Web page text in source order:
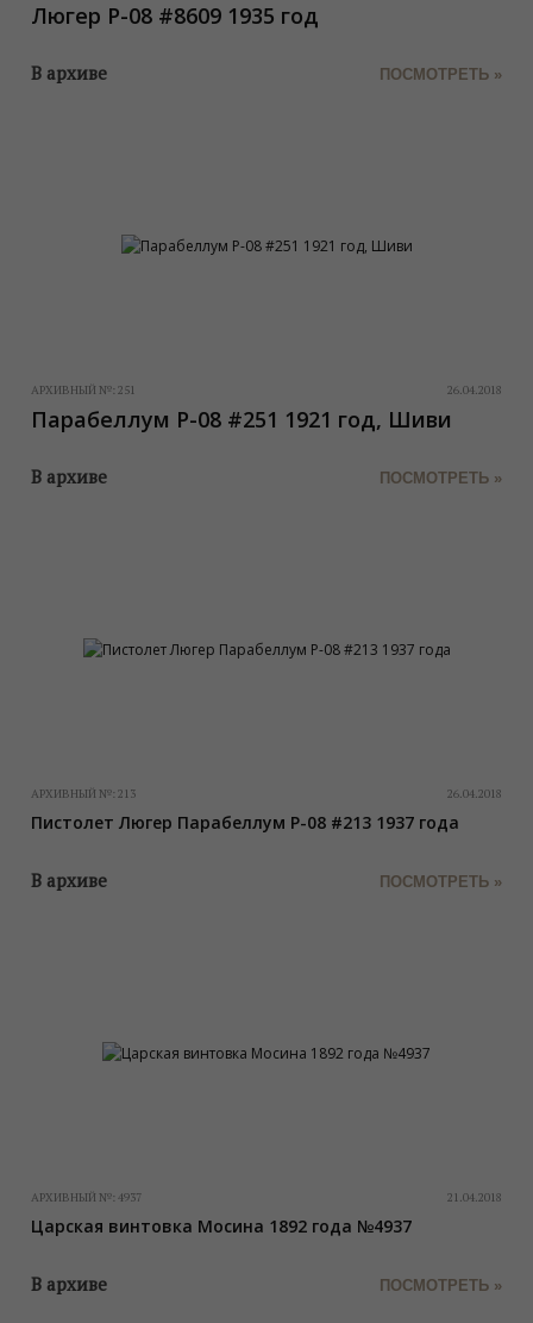
Люгер P-08 #8609 1935 год
В архиве ПОСМОТРЕТЬ »
АРХИВНЫЙ №: 251 26.04.2018
Парабеллум P-08 #251 1921 год, Шиви
В архиве ПОСМОТРЕТЬ »
АРХИВНЫЙ №: 213 26.04.2018
Пистолет Люгер Парабеллум P-08 #213 1937 года
В архиве ПОСМОТРЕТЬ »
АРХИВНЫЙ №: 4937 21.04.2018
Царская винтовка Мосина 1892 года №4937
В архиве ПОСМОТРЕТЬ »